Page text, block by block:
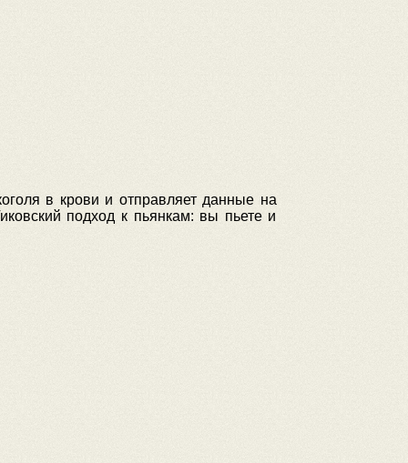
в крови и отправляет данные на
подход к пьянкам: вы пьете и